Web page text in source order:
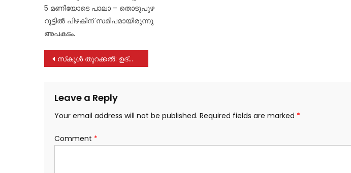
5 മണിയോടെ പാലാ – തൊടുപുഴ
റൂട്ടിൽ പിഴകിന് സമീപമായിരുന്നു
അപകടം.
Post
സ്‌കൂൾ തുറക്കൽ: ഉദ്യോഗസ്ഥർക്ക് കർശന നിർദേശവുമായി മന്ത്രി
Leave a Reply
Your email address will not be published. Required fields are marked *
Comment *